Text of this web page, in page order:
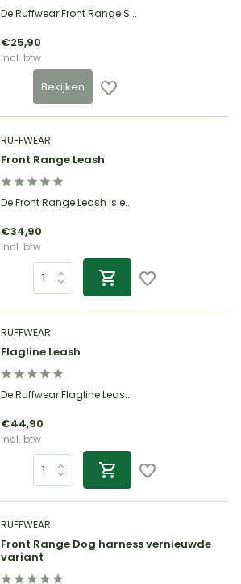
De Ruffwear Front Range S...
€25,90
Incl. btw
Bekijken
RUFFWEAR
Front Range Leash
De Front Range Leash is e...
€34,90
Incl. btw
RUFFWEAR
Flagline Leash
De Ruffwear Flagline Leas...
€44,90
Incl. btw
RUFFWEAR
Front Range Dog harness vernieuwde
variant